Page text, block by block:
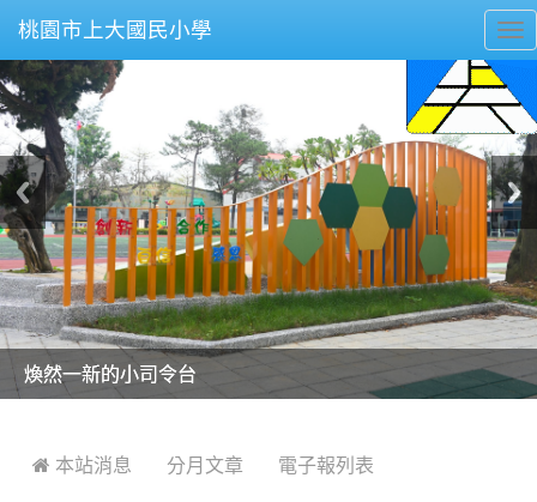
桃園市上大國民小學
美麗的操場是我們活力的來源
美麗的操場是我們活力的來源
煥然一新的小司令台
煥然一新的小司令台
富含桃園埤塘田園風光意象的中廊
富含桃園埤塘田園風光意象的中廊
嶄新的中庭廣場
嶄新的中庭廣場
水生池生生不息
水生池生生不息
 本站消息 分月文章 電子報列表